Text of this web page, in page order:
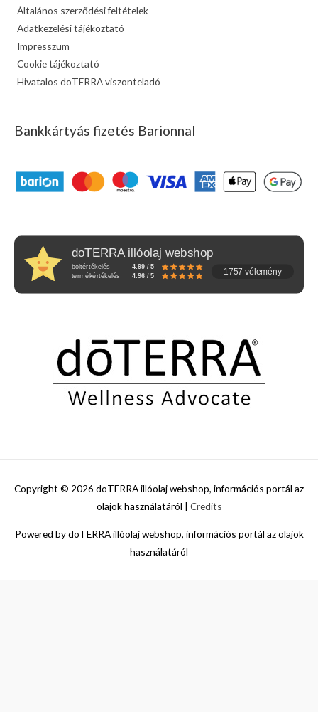
Általános szerződési feltételek
Adatkezelési tájékoztató
Impresszum
Cookie tájékoztató
Hivatalos doTERRA viszonteladó
Bankkártyás fizetés Barionnal
doTERRA illóolaj webshop
boltértékelés
4.99 / 5
termékértékelés
4.96 / 5 1757 vélemény
Copyright © 2026 doTERRA illóolaj webshop, információs portál az
olajok használatáról | Credits
Powered bydoTERRA illóolaj webshop, információs portál az olajok
használatáról